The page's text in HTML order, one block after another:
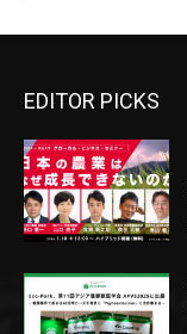
EDITOR PICKS